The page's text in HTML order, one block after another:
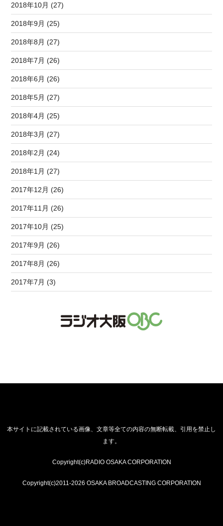
2018年10月 (27)
2018年9月 (25)
2018年8月 (27)
2018年7月 (26)
2018年6月 (26)
2018年5月 (27)
2018年4月 (25)
2018年3月 (27)
2018年2月 (24)
2018年1月 (27)
2017年12月 (26)
2017年11月 (26)
2017年10月 (25)
2017年9月 (26)
2017年8月 (26)
2017年7月 (3)
本サイトに記載されている画像、文章等全ての内容の無断転載、引用を禁止し
ます。
Copyright(c)RADIO OSAKA CORPORATION
Copyright(c)2011-2026 OSAKA BROADCASTING CORPORATION